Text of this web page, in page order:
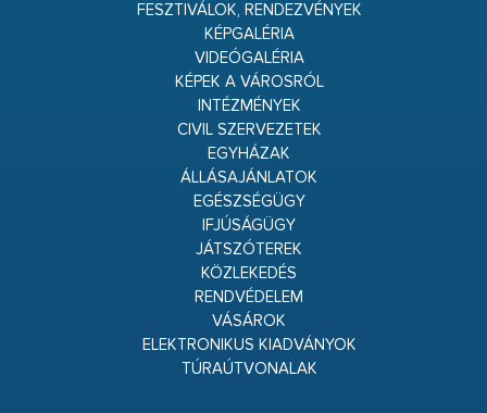
FESZTIVÁLOK, RENDEZVÉNYEK
KÉPGALÉRIA
VIDEÓGALÉRIA
KÉPEK A VÁROSRÓL
INTÉZMÉNYEK
CIVIL SZERVEZETEK
EGYHÁZAK
ÁLLÁSAJÁNLATOK
EGÉSZSÉGÜGY
IFJÚSÁGÜGY
JÁTSZÓTEREK
KÖZLEKEDÉS
RENDVÉDELEM
VÁSÁROK
ELEKTRONIKUS KIADVÁNYOK
TÚRAÚTVONALAK